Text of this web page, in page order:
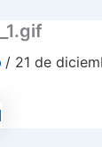
/ 21 de